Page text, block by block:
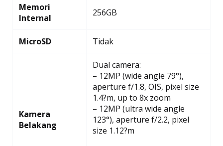
Memori
Internal
256GB
MicroSD Tidak
Kamera
Belakang
Dual camera:
– 12MP (wide angle 79°),
aperture f/1.8, OIS, pixel size
1.4?m, up to 8x zoom
– 12MP (ultra wide angle
123°), aperture f/2.2, pixel
size 1.12?m